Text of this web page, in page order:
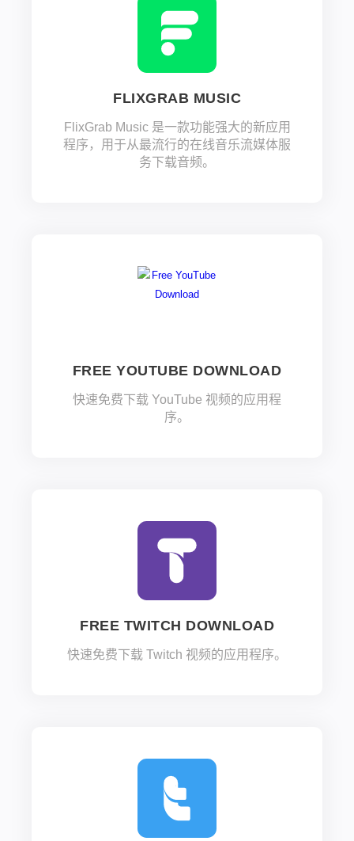
FLIXGRAB MUSIC
FlixGrab Music 是一款功能强大的新应用
程序，用于从最流行的在线音乐流媒体服
务下载音频。
FREE YOUTUBE DOWNLOAD
快速免费下载 YouTube 视频的应用程
序。
FREE TWITCH DOWNLOAD
快速免费下载 Twitch 视频的应用程序。